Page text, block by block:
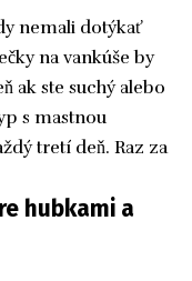
nemali dotýkať
na vankúše by
ak ste suchý alebo
s mastnou
tretí deň. Raz za
hubkami a